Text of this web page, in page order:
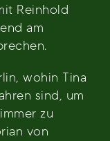
Reinhold
am
wohin Tina
sind, um
zu
von